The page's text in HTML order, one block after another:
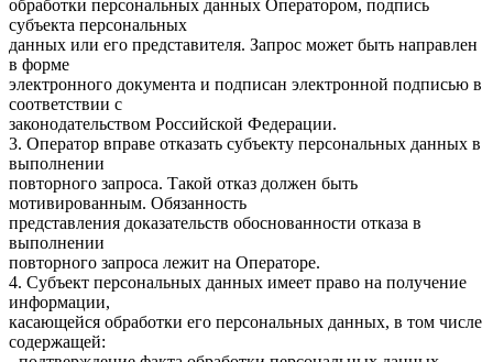
обработки персональных данных Оператором, подпись
субъекта персональных
данных или его представителя. Запрос может быть направлен
в форме
электронного документа и подписан электронной подписью в
соответствии с
законодательством Российской Федерации.
3. Оператор вправе отказать субъекту персональных данных в
выполнении
повторного запроса. Такой отказ должен быть
мотивированным. Обязанность
представления доказательств обоснованности отказа в
выполнении
повторного запроса лежит на Операторе.
4. Субъект персональных данных имеет право на получение
информации,
касающейся обработки его персональных данных, в том числе
содержащей: